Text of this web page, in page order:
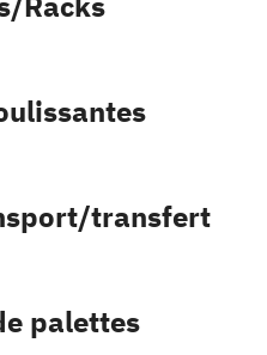
transfert
palettes